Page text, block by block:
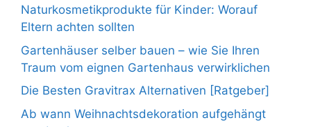
Naturkosmetikprodukte für Kinder: Worauf
Eltern achten sollten
Gartenhäuser selber bauen – wie Sie Ihren
Traum vom eignen Gartenhaus verwirklichen
Die Besten Gravitrax Alternativen [Ratgeber]
Ab wann Weihnachtsdekoration aufgehängt